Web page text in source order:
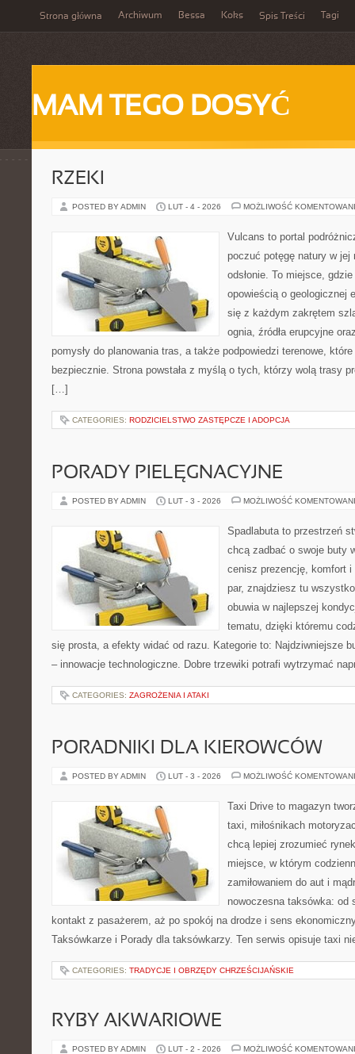
Strona główna Archiwum Bessa Koks Spis Treści Tagi
MAM TEGO DOSYĆ
RZEKI
POSTED BY ADMIN LUT - 4 - 2026 MOŻLIWOŚĆ
Vulcans to portal
poczuć potęgę natury w jej
odsłonie. To miejsce,
opowieścią o geologicznej
się z każdym zakrętem
ognia, źródła erupcyjne
pomysły do planowania tras, a także podpowiedzi terenowe,
bezpiecznie. Strona powstała z myślą o tych, którzy wolą trasy
[…]
CATEGORIES: RODZICIELSTWO ZASTĘPCZE I ADOPCJA
PORADY PIELĘGNACYJNE
POSTED BY ADMIN LUT - 3 - 2026 MOŻLIWOŚĆ
Spadlabuta to przestrzeń
chcą zadbać o swoje buty
cenisz prezencję, komfort i
par, znajdziesz tu
obuwia w najlepszej
tematu, dzięki któremu
się prosta, a efekty widać od razu. Kategorie to: Najdziwniejsze
– innowacje technologiczne. Dobre trzewiki potrafi wytrzymać
CATEGORIES: ZAGROŻENIA I ATAKI
PORADNIKI DLA KIEROWCÓW
POSTED BY ADMIN LUT - 3 - 2026 MOŻLIWOŚĆ
Taxi Drive to magazyn
taxi, miłośnikach
chcą lepiej zrozumieć
miejsce, w którym
zamiłowaniem do aut i
nowoczesna taksówka: od
kontakt z pasażerem, aż po spokój na drodze i sens
Taksówkarze i Porady dla taksówkarzy. Ten serwis opisuje taxi
CATEGORIES: TRADYCJE I OBRZĘDY CHRZEŚCIJAŃSKIE
RYBY AKWARIOWE
POSTED BY ADMIN LUT - 2 - 2026 MOŻLIWOŚĆ